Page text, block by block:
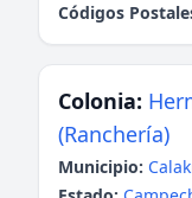
Códigos
Colonia:
(Ranchería)
Municipio: